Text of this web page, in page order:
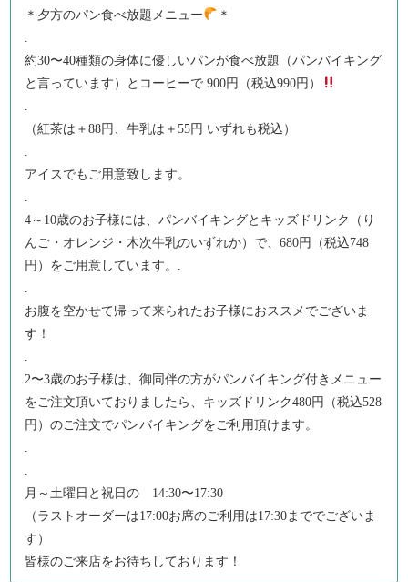
＊夕方のパン食べ放題メニュー
＊
.
約30〜40種類の身体に優しいパンが食べ放題（パンバイキング
と言っています）とコーヒーで 900円（税込990円）
.
（紅茶は＋88円、牛乳は＋55円 いずれも税込）
.
アイスでもご用意致します。
.
4～10歳のお子様には、パンバイキングとキッズドリンク（り
んご・オレンジ・木次牛乳のいずれか）で、680円（税込748
円）をご用意しています。.
.
お腹を空かせて帰って来られたお子様におススメでございま
す！
.
2〜3歳のお子様は、御同伴の方がパンバイキング付きメニュー
をご注文頂いておりましたら、キッズドリンク480円（税込528
円）のご注文でパンバイキングをご利用頂けます。
.
.
月～土曜日と祝日の 14:30〜17:30
（ラストオーダーは17:00お席のご利用は17:30まででございま
す）
皆様のご来店をお待ちしております！